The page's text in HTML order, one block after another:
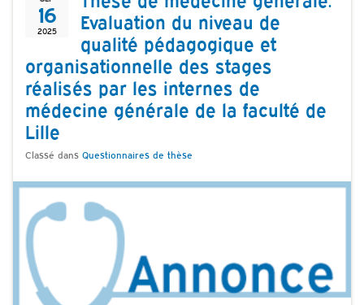
16
2025
Evaluation du niveau de
qualité pédagogique et
organisationnelle des stages
réalisés par les internes de
médecine générale de la faculté de
Lille
Classé dans Questionnaires de thèse